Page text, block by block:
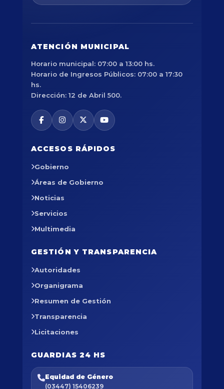
ATENCIÓN MUNICIPAL
Horario municipal: 07:00 a 13:00 hs.
Horario de Ingresos Públicos: 07:00 a 17:30
hs.
Dirección: 12 de Abril 500.
ACCESOS RÁPIDOS
Gobierno
Áreas de Gobierno
Noticias
Servicios
Multimedia
GESTIÓN Y TRANSPARENCIA
Autoridades
Organigrama
Resumen de Gestión
Transparencia
Licitaciones
GUARDIAS 24 HS
Equidad de Género
(03447) 15406239